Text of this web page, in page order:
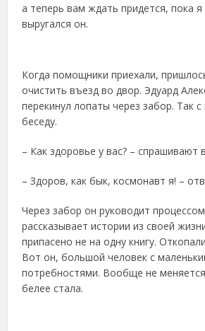
а теперь вам ждать придется, пока я
выругался он.
Когда помощники приехали,
очистить въезд во двор. Эдуард
перекинул лопаты через забор. Так
беседу.
– Как здоровье у вас? – спрашивают
– Здоров, как бык, космонавт я! –
Через забор он руководит
рассказывает истории из своей
припасено не на одну книгу.
Вот он, большой человек с
потребностями. Вообще не
белее стала.